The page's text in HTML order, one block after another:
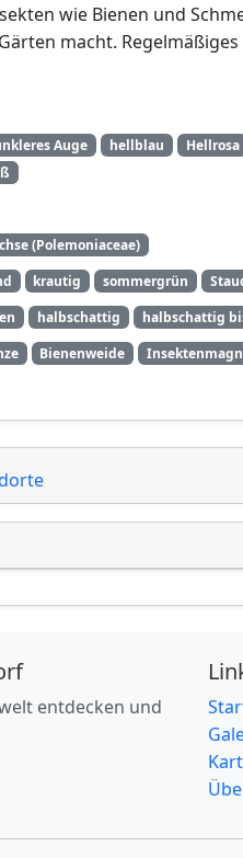
wie Bienen und
macht.
Auge hellblau Hellrosa
(Polemoniaceae)
krautig sommergrün
halbschattig halbschattig
Bienenweide
entdecken und